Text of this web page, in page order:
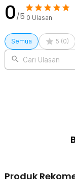
0/5 0 Ulasan
Semua 5 (0)
Cari Ulasan
Produk